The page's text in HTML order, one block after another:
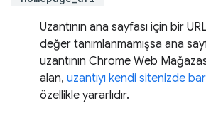
Uzantının ana sayfası için bir
değer tanımlanmamışsa ana
uzantının Chrome Web
alan, uzantıyı kendi sitenizde
özellikle yararlıdır.